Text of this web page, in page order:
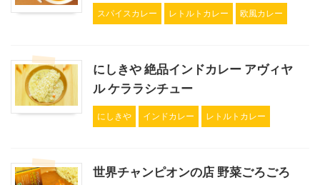
スパイスカレー レトルトカレー 欧風カレー
にしきや 絶品インドカレー アヴィヤ
ル ケララシチュー
にしきや インドカレー レトルトカレー
世界チャンピオンの店 野菜ごろごろ